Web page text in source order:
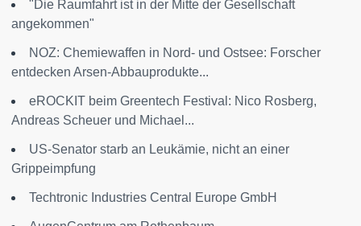
"Die Raumfahrt ist in der Mitte der Gesellschaft
angekommen"
NOZ: Chemiewaffen in Nord- und Ostsee: Forscher
entdecken Arsen-Abbauprodukte...
eROCKIT beim Greentech Festival: Nico Rosberg,
Andreas Scheuer und Michael...
US-Senator starb an Leukämie, nicht an einer
Grippeimpfung
Techtronic Industries Central Europe GmbH